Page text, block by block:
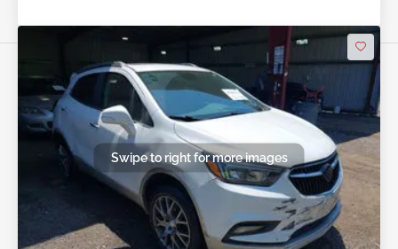
Swipe to right for more images